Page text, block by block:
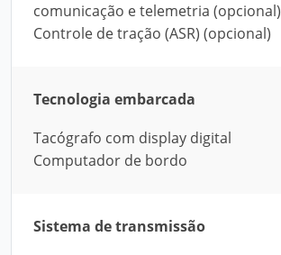
comunicação e telemetria (opcional)
Controle de tração (ASR) (opcional)
Tecnologia embarcada
Tacógrafo com display digital
Computador de bordo
Sistema de transmissão